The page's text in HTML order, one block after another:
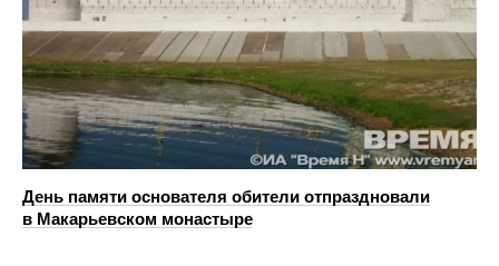
День памяти основателя обители отпраздновали
в Макарьевском монастыре